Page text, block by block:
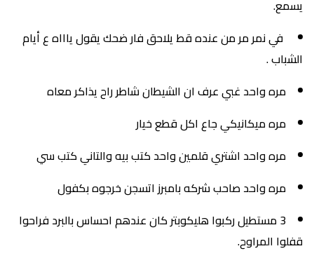
يسمع.
في نمر مر من عنده قط يلاحق فار ضحك يقول ياااه ع أيام
الشباب .
مره واحد غبي عرف ان الشيطان شاطر راح يذاكر معاه
مره ميكانيكي جاع اكل قطع خيار
مره واحد اشتري قلمين واحد كتب بيه والتاني كتب سي
مره واحد صاحب شركه بامبرز اتسجن خرجوه بكفول
3 مستطيل ركبوا هليكوبتر كان عندهم احساس بالبرد فراحوا
قفلوا المراوح.